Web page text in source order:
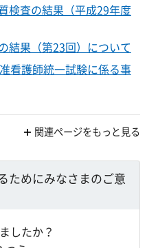
検査の結果（平成29年度
結果（第23回）について
看護師統一試験に係る事
関連ページをもっと見る
ためにみなさまのご意
したか？